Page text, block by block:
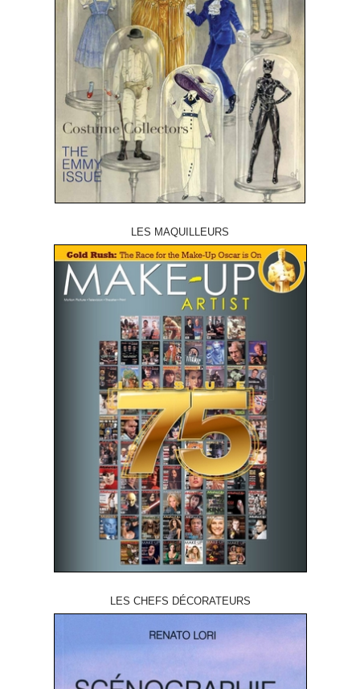
LES MAQUILLEURS
LES CHEFS DÉCORATEURS